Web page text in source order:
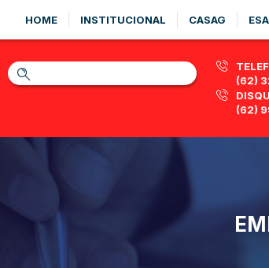
HOME INSTITUCIONAL CASAG ESA
(62)
(62)